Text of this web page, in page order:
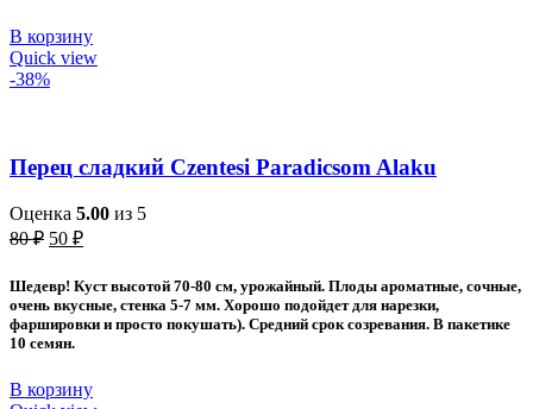
В корзину
Quick view
-38%
Перец сладкий Czentesi Paradicsom Alaku
Оценка 5.00 из 5
80₽ Первоначальная
составляла
80 ₽.
50 ₽Текущая
50 ₽.
Шедевр! Куст высотой 70-80 см, урожайный. Плоды ароматные, сочные,
очень вкусные, стенка 5-7 мм. Хорошо подойдет для нарезки,
фаршировки и просто покушать). Средний срок созревания. В пакетике
10 семян.
В корзину